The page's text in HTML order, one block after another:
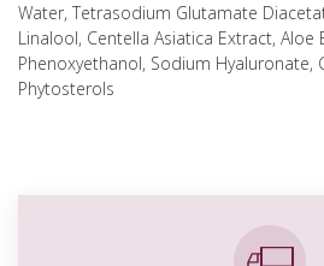
Water, Tetrasodium Glutamate
Linalool, Centella Asiatica Extract, Aloe
Phenoxyethanol, Sodium Hyaluronate,
Phytosterols